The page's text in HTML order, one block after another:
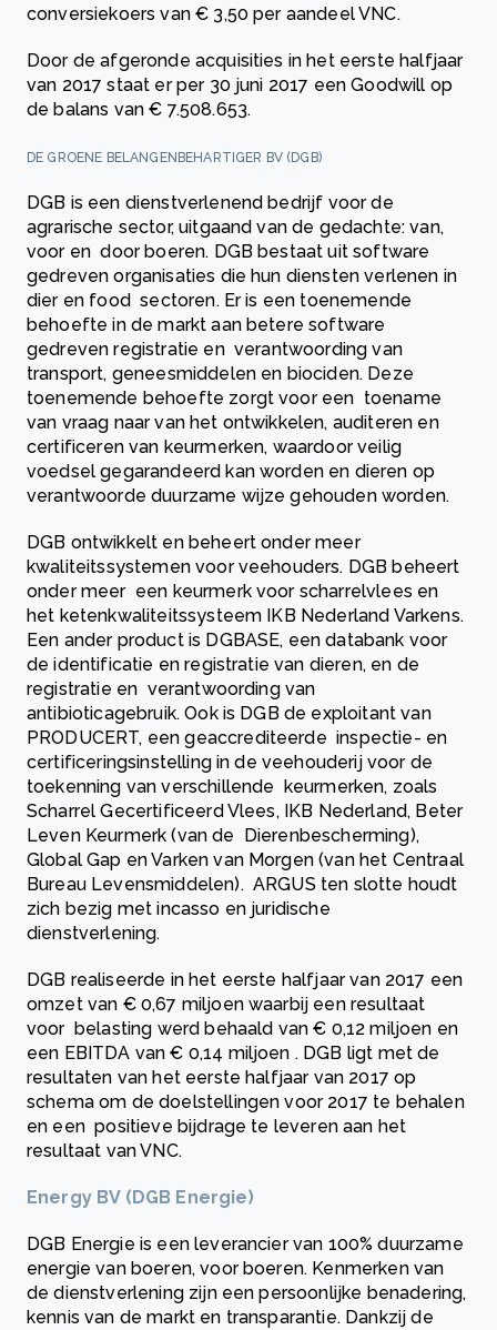
conversiekoers van € 3,50 per aandeel VNC.
Door de afgeronde acquisities in het eerste halfjaar
van 2017 staat er per 30 juni 2017 een Goodwill op
de balans van € 7.508.653.
DE GROENE BELANGENBEHARTIGER BV (DGB)
DGB is een dienstverlenend bedrijf voor de
agrarische sector, uitgaand van de gedachte: van,
voor en door boeren. DGB bestaat uit software
gedreven organisaties die hun diensten verlenen in
dier en food sectoren. Er is een toenemende
behoefte in de markt aan betere software
gedreven registratie en verantwoording van
transport, geneesmiddelen en biociden. Deze
toenemende behoefte zorgt voor een toename
van vraag naar van het ontwikkelen, auditeren en
certificeren van keurmerken, waardoor veilig
voedsel gegarandeerd kan worden en dieren op
verantwoorde duurzame wijze gehouden worden.
DGB ontwikkelt en beheert onder meer
kwaliteitssystemen voor veehouders. DGB beheert
onder meer een keurmerk voor scharrelvlees en
het ketenkwaliteitssysteem IKB Nederland Varkens.
Een ander product is DGBASE, een databank voor
de identificatie en registratie van dieren, en de
registratie en verantwoording van
antibioticagebruik. Ook is DGB de exploitant van
PRODUCERT, een geaccrediteerde inspectie- en
certificeringsinstelling in de veehouderij voor de
toekenning van verschillende keurmerken, zoals
Scharrel Gecertificeerd Vlees, IKB Nederland, Beter
Leven Keurmerk (van de Dierenbescherming),
Global Gap en Varken van Morgen (van het Centraal
Bureau Levensmiddelen). ARGUS ten slotte houdt
zich bezig met incasso en juridische
dienstverlening.
DGB realiseerde in het eerste halfjaar van 2017 een
omzet van € 0,67 miljoen waarbij een resultaat
voor belasting werd behaald van € 0,12 miljoen en
een EBITDA van € 0,14 miljoen . DGB ligt met de
resultaten van het eerste halfjaar van 2017 op
schema om de doelstellingen voor 2017 te behalen
en een positieve bijdrage te leveren aan het
resultaat van VNC.
Energy BV (DGB Energie)
DGB Energie is een leverancier van 100% duurzame
energie van boeren, voor boeren. Kenmerken van
de dienstverlening zijn een persoonlijke benadering,
kennis van de markt en transparantie. Dankzij de